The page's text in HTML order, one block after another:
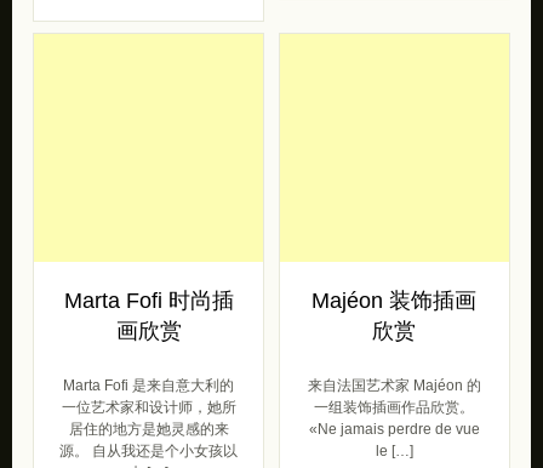
Marta Fofi 时尚插
画欣赏
Marta Fofi 是来自意大利的
一位艺术家和设计师，她所
居住的地方是她灵感的来
源。 自从我还是个小女孩以
Majéon 装饰插画
欣赏
来自法国艺术家 Majéon 的
一组装饰插画作品欣赏。
«Ne jamais perdre de vue
le […]